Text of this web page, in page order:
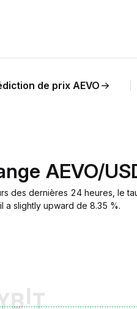
de prix AEVO
AEVO/
des dernières 24 heures, le
a slightly upward de 8.35 %.